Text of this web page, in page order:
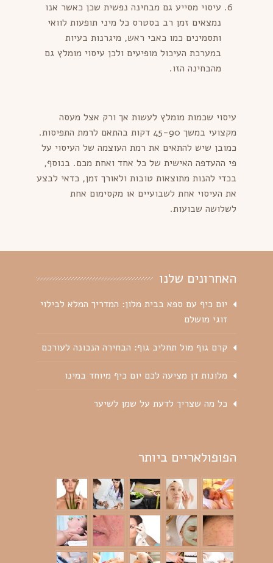
עיסוי מסייע גם מבחינה נפשית שכן כאשר אנו
נמצאים זמן רב בסטרס כל מיני תופעות לוואי
ותסמינים כמו כאבי ראש, מיגרנות בעיות
במערכת העיכול מופיעים ולכן עיסוי מומלץ גם
מהבחינה הזו.
עיסוי שכמות מומלץ לעשות אך ורק אצל מעסה
מקצועי במשך 45-90 דקות בהתאם לרמת התפיסות.
כמובן שיש להתאים את רמת העוצמה של העיסוי על
פי ההעדפה האישית של כל אחד ואחת מכם. בנוסף,
בכדי להנות מתוצאות טובות ולאורך זמן, כדאי לבצע
את העיסוי אחת לשבועיים או מקסימום אחת
לשלושה שבועות.
האחרונים שלנו
יום כיף עם ספא בבית מלון: המדריך המלא לבילוי
זוגי מושלם
קרם גוף מול תחליב גוף: הבחירה הנכונה לעורכם
מלונות דן מציעה לכם יום כיף מיוחד במינו
כל מה שצריך לדעת על שמן לשיער
הפופולאריים ביותר